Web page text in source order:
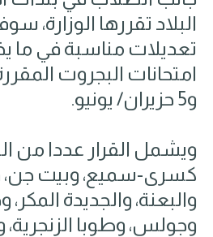
البلاد تقررها الوزارة،
تعديلات مناسبة في ما
و5 حزيران/ يونيو.
ويشمل القرار عددا من
كسرى-سميع، وبيت جن،
والبعنة، والجديدة
وجولس، وطوبا الزنجرية،